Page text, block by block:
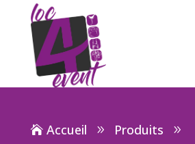
Accueil
Produits